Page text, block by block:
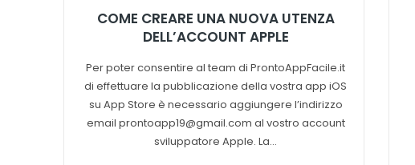
COME CREARE UNA NUOVA UTENZA
DELL’ACCOUNT APPLE
Per poter consentire al team di ProntoAppFacile.it
di effettuare la pubblicazione della vostra app iOS
su App Store è necessario aggiungere l’indirizzo
email prontoapp19@gmail.com al vostro account
sviluppatore Apple. La...